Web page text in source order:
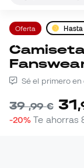
Oferta Hasta
Camiseta Nike Brasil
Sé el primero
39,99 € 31,
-20% Te ahorras